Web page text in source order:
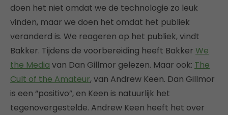
doen het niet omdat we de technologie zo leuk
vinden, maar we doen het omdat het publiek
veranderd is. We reageren op het publiek, vindt
Bakker. Tijdens de voorbereiding heeft Bakker We
the Media van Dan Gillmor gelezen. Maar ook: The
Cult of the Amateur, van Andrew Keen. Dan Gillmor
is een “positivo”, en Keen is natuurlijk het
tegenovergestelde. Andrew Keen heeft het over